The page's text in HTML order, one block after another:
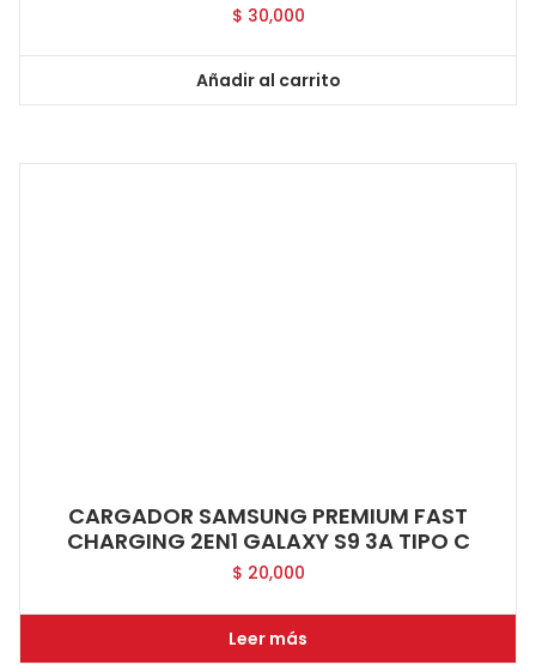
$ 30,000
Añadir al carrito
CARGADOR SAMSUNG PREMIUM FAST
CHARGING 2EN1 GALAXY S9 3A TIPO C
$ 20,000
Leer más